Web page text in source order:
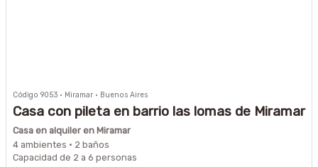
Código 9053 · Miramar · Buenos Aires
Casa con pileta en barrio las lomas de Miramar
Casa en alquiler en Miramar
4 ambientes · 2 baños
Capacidad de 2 a 6 personas